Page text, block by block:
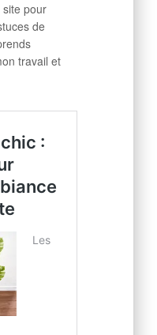
site pour
de
travail et